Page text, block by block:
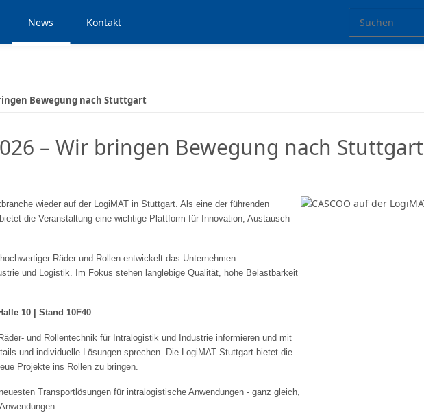
News Kontakt
Bewegung nach Stuttgart
– Wir bringen Bewegung nach Stuttgart
wieder auf der LogiMAT in Stuttgart. Als eine der führenden
die Veranstaltung eine wichtige Plattform für Innovation, Austausch
Räder und Rollen entwickelt das Unternehmen
und Logistik. Im Fokus stehen langlebige Qualität, hohe Belastbarkeit
10 | Stand 10F40
und Rollentechnik für Intralogistik und Industrie informieren und mit
und individuelle Lösungen sprechen. Die LogiMAT Stuttgart bietet die
Projekte ins Rollen zu bringen.
Transportlösungen für intralogistische Anwendungen - ganz gleich,